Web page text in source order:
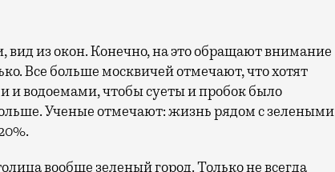
Все больше москвичей отмечают, что хотят
и водоемами, чтобы суеты и пробок было
Ученые отмечают: жизнь рядом с зелеными
вообще зеленый город. Только не всегда